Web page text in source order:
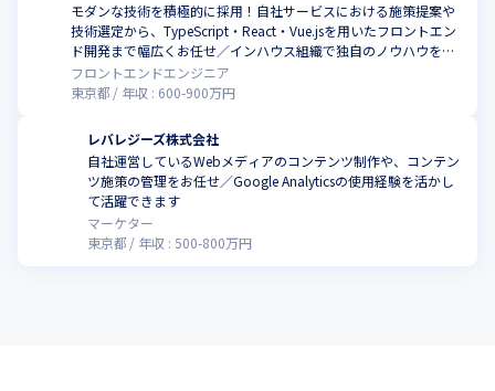
モダンな技術を積極的に採用！自社サービスにおける施策提案や
技術選定から、TypeScript・React・Vue.jsを用いたフロントエン
ド開発まで幅広くお任せ／インハウス組織で独自のノウハウを習
得可能です
フロントエンドエンジニア
東京都
年収 : 600-900万円
レバレジーズ株式会社
自社運営しているWebメディアのコンテンツ制作や、コンテン
ツ施策の管理をお任せ／Google Analyticsの使用経験を活かし
て活躍できます
マーケター
東京都
年収 : 500-800万円